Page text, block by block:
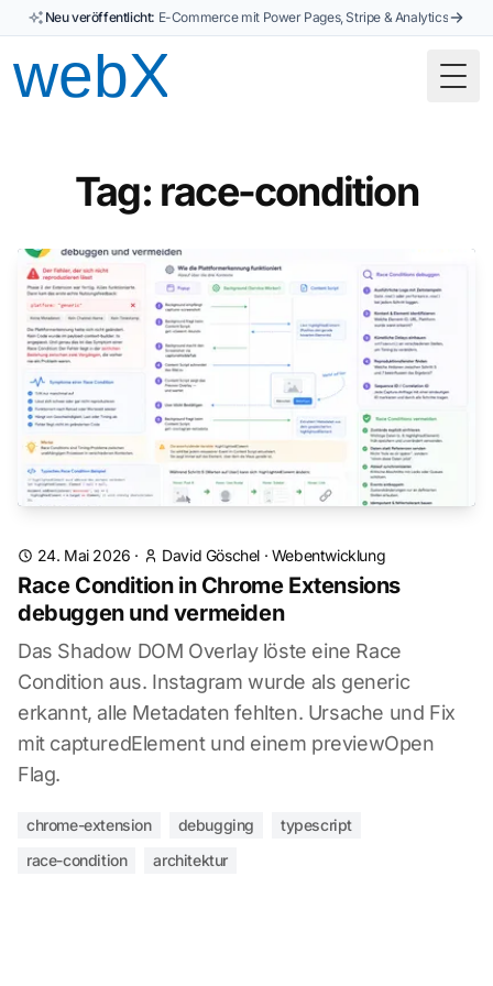
Neu veröffentlicht: E-Commerce mit Power Pages, Stripe & Analytics
Tag: race-condition
24. Mai 2026 · David Göschel · Webentwicklung
Race Condition in Chrome Extensions
debuggen und vermeiden
Das Shadow DOM Overlay löste eine Race
Condition aus. Instagram wurde als generic
erkannt, alle Metadaten fehlten. Ursache und Fix
mit capturedElement und einem previewOpen
Flag.
chrome-extension debugging
typescript
race-condition
architektur